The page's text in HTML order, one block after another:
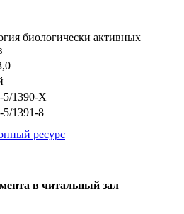
биологически активных
5/1390-X
5/1391-8
ресурс
в читальный зал